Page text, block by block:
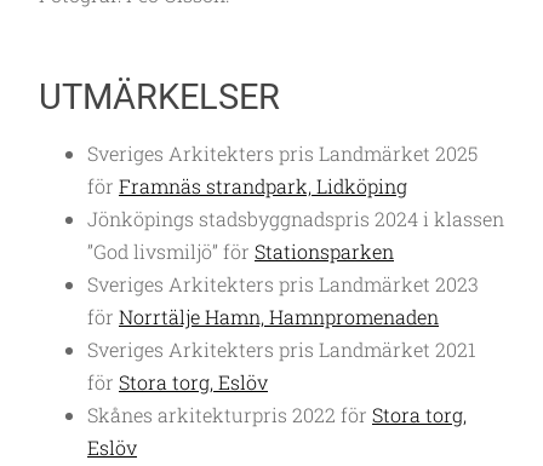
UTMÄRKELSER
Sveriges Arkitekters pris Landmärket 2025
för Framnäs strandpark, Lidköping
Jönköpings stadsbyggnadspris 2024 i klassen
”God livsmiljö” för Stationsparken
Sveriges Arkitekters pris Landmärket 2023
för Norrtälje Hamn, Hamnpromenaden
Sveriges Arkitekters pris Landmärket 2021
för Stora torg, Eslöv
Skånes arkitekturpris 2022 för Stora torg,
Eslöv